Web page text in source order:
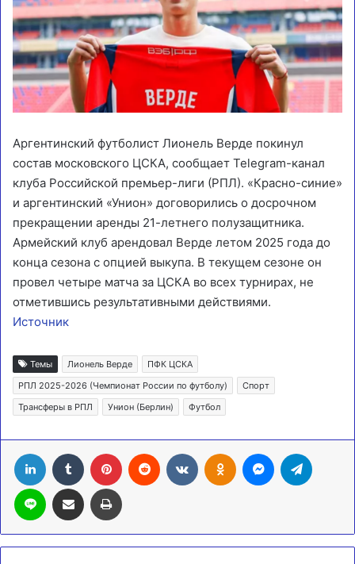
Аргентинский футболист Лионель Верде покинул
состав московского ЦСКА, сообщает Telegram-канал
клуба Российской премьер-лиги (РПЛ). «Красно-синие»
и аргентинский «Унион» договорились о досрочном
прекращении аренды 21-летнего полузащитника.
Армейский клуб арендовал Верде летом 2025 года до
конца сезона с опцией выкупа. В текущем сезоне он
провел четыре матча за ЦСКА во всех турнирах, не
отметившись результативными действиями.
Источник
Темы Лионель Верде
ПФК ЦСКА
РПЛ 2025-2026 (Чемпионат России по футболу)
Спорт
Трансферы в РПЛ
Унион (Берлин) Футбол
LinkedIn Tumblr Pinterest Reddit ВконтактеОдноклассники
Messenger
Line Поделиться через электронную почту Печатать